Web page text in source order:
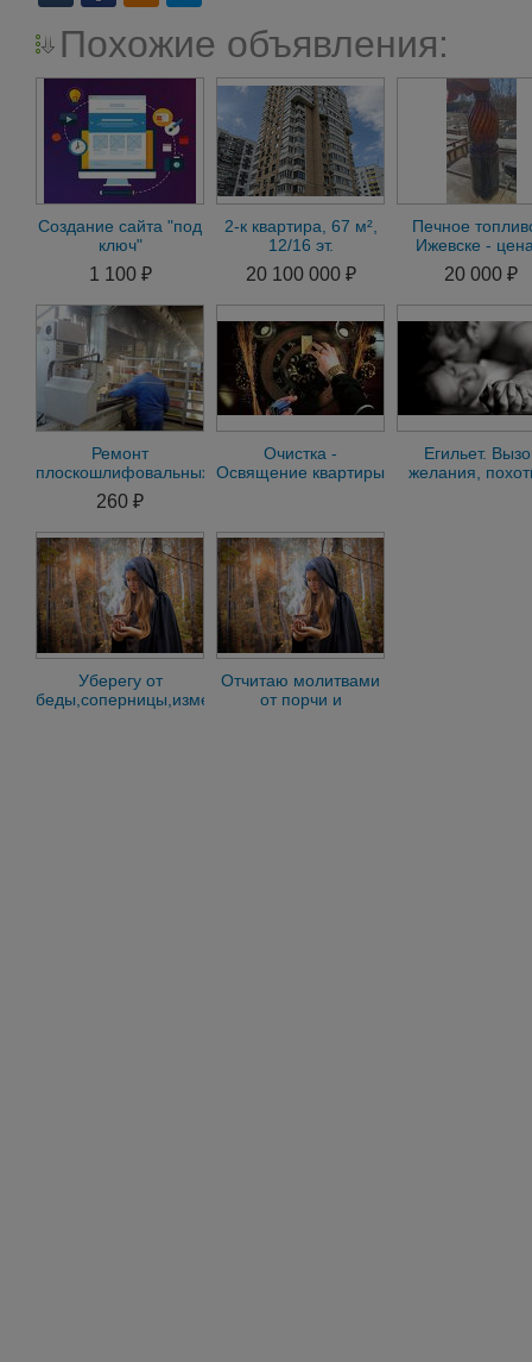
Похожие объявления:
Создание сайта "под
ключ"
1 100 ₽
2-к квартира, 67 м²,
12/16 эт.
20 100 000 ₽
Печное
Ижевске -
доставкой до
Удмуртии
20 000 ₽
Ремонт
плоскошлифовальных
станков 3Л722
260 ₽
Очистка -
Освящение квартиры
бесплатно xn
Егильет.
желания,
Уберегу от
беды,соперницы,измен.
Отчитаю молитвами
от порчи и